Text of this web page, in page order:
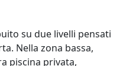
su due livelli pensati
Nella zona bassa,
piscina privata,